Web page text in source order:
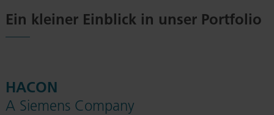
Ein kleiner Einblick in unser Portfolio
HACON
A Siemens Company